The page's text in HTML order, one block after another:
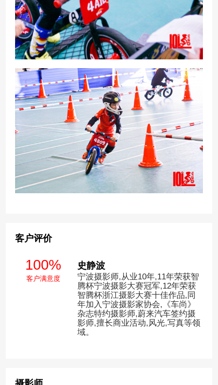
客户评价
100%
客户满意度
史静波
宁波摄影师,从业10年,11年荣获智
腾杯宁波摄影大赛冠军,12年荣获
智腾杯浙江摄影大赛十佳作品,同
年加入宁波摄影家协会,《车尚》
杂志特约摄影师,蔚来汽车签约摄
影师,擅长商业活动,风光,写真等领
域。